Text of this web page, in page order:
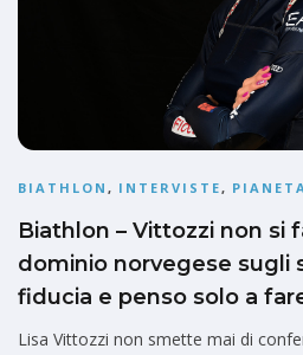
BIATHLON , INTERVISTE,
Biathlon – Vittozzi non si
dominio norvegese sugli
fiducia e penso solo a
Lisa Vittozzi non smette mai di